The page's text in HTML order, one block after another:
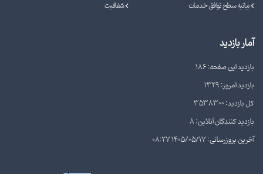
بیانیه سطح توافق خدمات شفافیت
آمار بازدید
بازدید این صفحه: 186
بازدید امروز: 1329
کل بازدید: 3538300
بازدید کنندگان آنلاین: 8
آخرین بروزرسانی: 1405/05/17 08:27